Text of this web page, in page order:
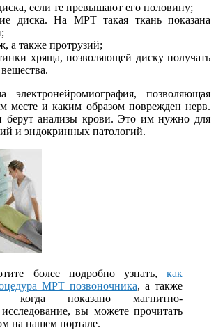
если те превышают его половину;
диска. На МРТ такая ткань показана
а также протрузий;
хряща, позволяющей диску получать
электронейромиография, позволяющая
месте и каким образом поврежден нерв.
берут анализы крови. Это им нужно для
и эндокринных патологий.
более подробно узнать, как
МРТ позвоночника, а также
когда показано магнитно-
исследование, вы можете прочитать
на нашем портале.